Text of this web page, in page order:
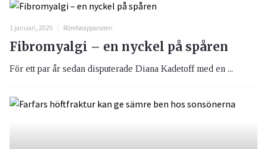
1 januari, 2025 Rörelseapparaten
Fibromyalgi – en nyckel på spåren
För ett par år sedan disputerade Diana Kadetoff med en ...